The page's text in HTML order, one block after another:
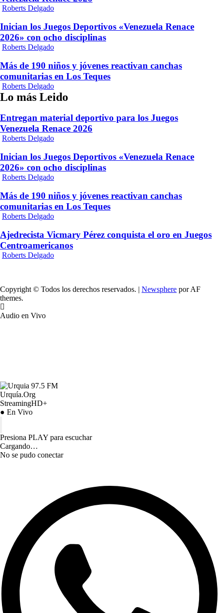
Roberts Delgado
Inician los Juegos Deportivos «Venezuela Renace
2026» con ocho disciplinas
Roberts Delgado
Más de 190 niños y jóvenes reactivan canchas
comunitarias en Los Teques
Roberts Delgado
Lo más Leido
Entregan material deportivo para los Juegos
Venezuela Renace 2026
Roberts Delgado
Inician los Juegos Deportivos «Venezuela Renace
2026» con ocho disciplinas
Roberts Delgado
Más de 190 niños y jóvenes reactivan canchas
comunitarias en Los Teques
Roberts Delgado
Ajedrecista Vicmary Pérez conquista el oro en Juegos
Centroamericanos
Roberts Delgado
Copyright © Todos los derechos reservados. | Newsphere por AF
themes.
Audio en Vivo
Urquía.Org
StreamingHD+
● En Vivo
Presiona PLAY para escuchar
Cargando…
No se pudo conectar